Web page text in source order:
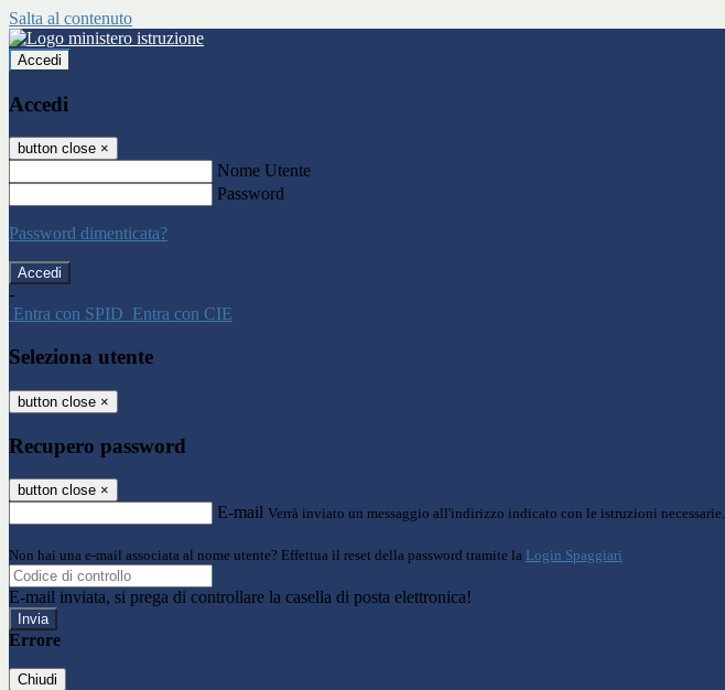
Salta al contenuto
Accedi
Accedi
button close ×
Nome Utente
Password
Password dimenticata?
-
Entra con SPID Entra con CIE
Seleziona utente
button close ×
Recupero password
button close ×
E-mail Verrà inviato un messaggio all'indirizzo indicato con le istruzioni necessarie.
Non hai una e-mail associata al nome utente? Effettua il reset della password tramite la Login Spaggiari
E-mail inviata, si prega di controllare la casella di posta elettronica!
Errore
Chiudi